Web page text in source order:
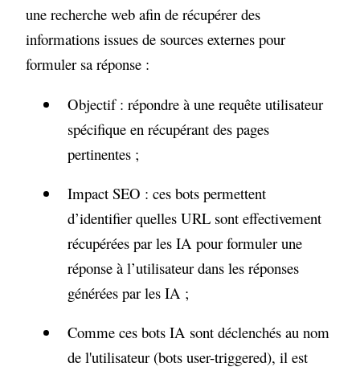
une recherche web afin de récupérer des
informations issues de sources externes pour
formuler sa réponse :
Objectif : répondre à une requête utilisateur
spécifique en récupérant des pages
pertinentes ;
Impact SEO : ces bots permettent
d’identifier quelles URL sont effectivement
récupérées par les IA pour formuler une
réponse à l’utilisateur dans les réponses
générées par les IA ;
Comme ces bots IA sont déclenchés au nom
de l'utilisateur (bots user-triggered), il est